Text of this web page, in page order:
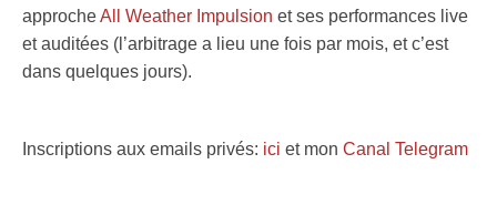
approcheAll Weather Impulsion et ses performances live
et auditées (l’arbitrage a lieu une fois par mois, et c’est
dans quelques jours).
Inscriptions aux emails privés: ici et mon Canal Telegram